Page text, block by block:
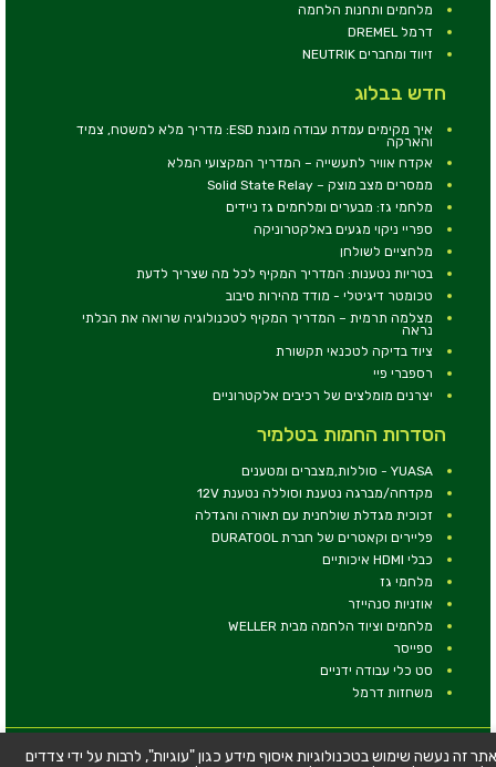
מלחמים ותחנות הלחמה
דרמל DREMEL
זיווד ומחברים NEUTRIK
חדש בבלוג
איך מקימים עמדת עבודה מוגנת ESD: מדריך מלא למשטח, צמיד
והארקה
אקדח אוויר לתעשייה – המדריך המקצועי המלא
ממסרים מצב מוצק – Solid State Relay
מלחמי גז: מבערים ומלחמים גז ניידים
ספריי ניקוי מגעים באלקטרוניקה
מלחציים לשולחן
בטריות נטענות: המדריך המקיף לכל מה שצריך לדעת
טכומטר דיגיטלי - מודד מהירות סיבוב
מצלמה תרמית – המדריך המקיף לטכנולוגיה שרואה את הבלתי
נראה
ציוד בדיקה לטכנאי תקשורת
רספברי פיי
יצרנים מומלצים של רכיבים אלקטרוניים
הסדרות החמות בטלמיר
YUASA - סוללות,מצברים ומטענים
מקדחה/מברגה נטענת וסוללה נטענת 12V
זכוכית מגדלת שולחנית עם תאורה והגדלה
פליירים וקאטרים של חברת DURATOOL
כבלי HDMI איכותיים
מלחמי גז
אוזניות סנהייזר
מלחמים וציוד הלחמה מבית WELLER
ספייסר
סט כלי עבודה ידניים
משחזות דרמל
© כל הזכויות שמורות - טלמיר אלקטרוניקה בע''מ
זה נעשה שימוש בטכנולוגיות איסוף מידע כגון "עוגיות", לרבות על ידי צדדים